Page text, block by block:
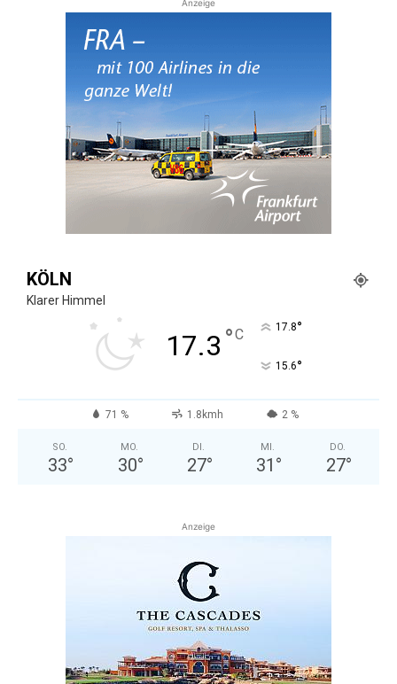
Anzeige
KÖLN
Klarer Himmel
17.3 °C 17.8°
15.6°
71 % 1.8kmh 2 %
SO.
33°
MO.
30°
DI.
27°
MI.
31 °
DO.
27°
Anzeige